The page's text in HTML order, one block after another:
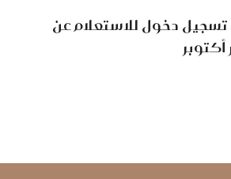
دخول للاستعلام عن